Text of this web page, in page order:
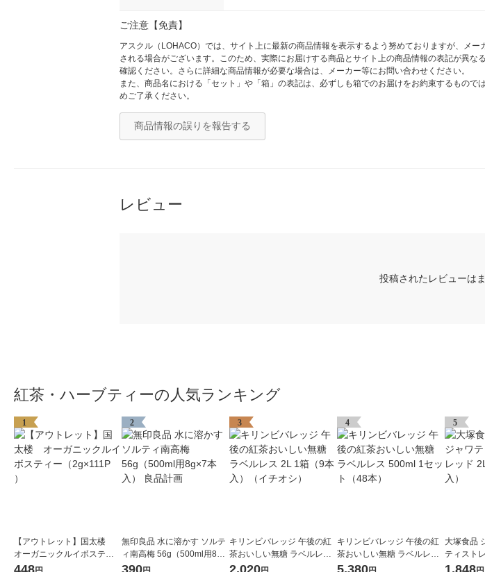
ご注意【免責】
アスクル（LOHACO）では、サイト上に最新の商品情報を表示するよう努めておりますが、メ
される場合がございます。このため、実際にお届けする商品とサイト上の商品情報の表記が異
確認ください。さらに詳細な商品情報が必要な場合は、メーカー等にお問い合わせください。
また、商品名における「セット」や「箱」の表記は、必ずしも箱でのお届けをお約束するもの
めご了承ください。
商品情報の誤りを報告する
レビュー
投稿されたレビューは
紅茶・ハーブティーの人気ランキング
1
【アウトレット】国太楼
オーガニックルイボスティ
ー（2g×111P ）
448
2
無印良品 水に溶かす ソルテ
ィ南高梅 56g（500ml用8g×
7本入） 良品計画
390
3
キリンビバレッジ 午後の紅
茶おいしい無糖 ラベルレス
2L 1箱（9本入）（イチオ
2,020
4
キリンビバレッジ 午後の紅
茶おいしい無糖 ラベルレス
500ml 1セット（48本）
5,380
5
大塚食品
ティスト
箱（6本
1,848